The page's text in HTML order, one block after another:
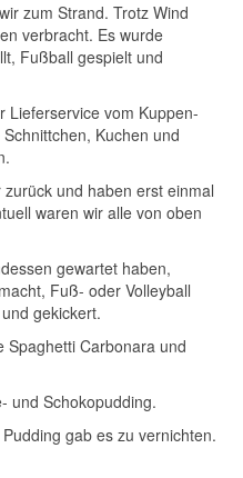
zum Strand. Trotz Wind
verbracht. Es wurde
Fußball gespielt und
Lieferservice vom Kuppen-
Kuchen und
und haben erst einmal
waren wir alle von oben
gewartet haben,
Fuß- oder Volleyball
gekickert.
Spaghetti Carbonara und
und Schokopudding.
gab es zu vernichten.